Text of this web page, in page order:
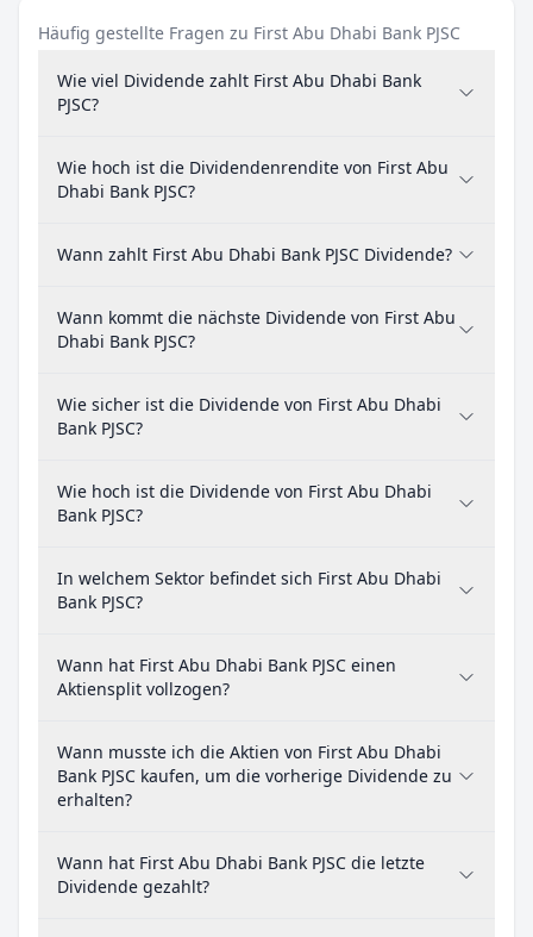
Häufig gestellte Fragen zu First Abu Dhabi Bank PJSC
Wie viel Dividende zahlt First Abu Dhabi Bank
PJSC?
Wie hoch ist die Dividendenrendite von First Abu
Dhabi Bank PJSC?
Wann zahlt First Abu Dhabi Bank PJSC Dividende?
Wann kommt die nächste Dividende von First Abu
Dhabi Bank PJSC?
Wie sicher ist die Dividende von First Abu Dhabi
Bank PJSC?
Wie hoch ist die Dividende von First Abu Dhabi
Bank PJSC?
In welchem Sektor befindet sich First Abu Dhabi
Bank PJSC?
Wann hat First Abu Dhabi Bank PJSC einen
Aktiensplit vollzogen?
Wann musste ich die Aktien von First Abu Dhabi
Bank PJSC kaufen, um die vorherige Dividende zu
erhalten?
Wann hat First Abu Dhabi Bank PJSC die letzte
Dividende gezahlt?